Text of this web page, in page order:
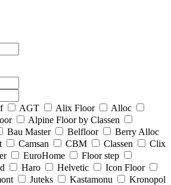
AGT Alix Floor
Alloc
Alpine Floor by Classen
Bau Master Belfloor
Berry Alloc
Camsan CBM Classen
Clix
EuroHome
Floor step
Haro Helvetic
Icon Floor
Juteks Kastamonu
Kronopol